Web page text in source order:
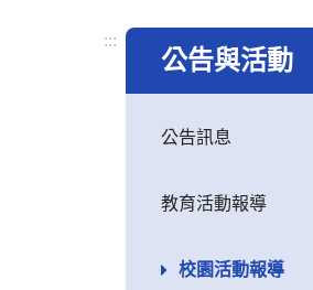
:::
公告與活動
公告訊息
教育活動報導
校園活動報導